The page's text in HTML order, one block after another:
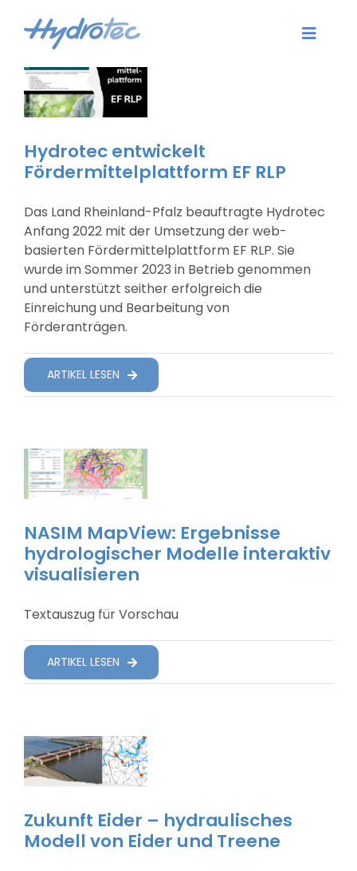
Inhalt
springen
Toggle
Aktuelles
Software
Karriere
Unternehmen
Kontakt
Login
Suche Nach:
Hydrotec entwickelt
Fördermittelplattform EF RLP
Das Land Rheinland-Pfalz beauftragte Hydrotec
Anfang 2022 mit der Umsetzung der web-
basierten Fördermittelplattform EF RLP. Sie
wurde im Sommer 2023 in Betrieb genommen
und unterstützt seither erfolgreich die
Einreichung und Bearbeitung von
Förderanträgen.
ARTIKEL LESEN
NASIM MapView: Ergebnisse
hydrologischer Modelle interaktiv
visualisieren
Textauszug für Vorschau
ARTIKEL LESEN
Zukunft Eider – hydraulisches
Modell von Eider und Treene